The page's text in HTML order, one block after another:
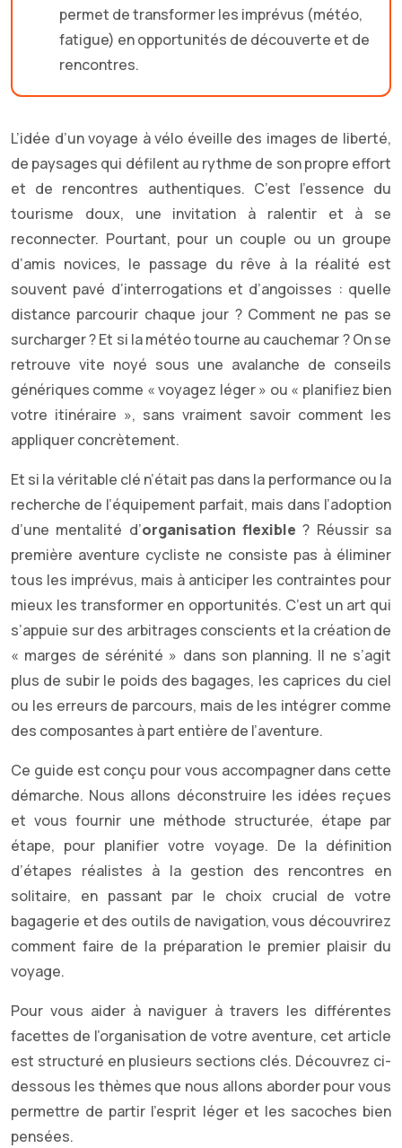
permet de transformer les imprévus (météo,
fatigue) en opportunités de découverte et de
rencontres.
L’idée d’un voyage à vélo éveille des images de liberté,
de paysages qui défilent au rythme de son propre effort
et de rencontres authentiques. C’est l’essence du
tourisme doux, une invitation à ralentir et à se
reconnecter. Pourtant, pour un couple ou un groupe
d’amis novices, le passage du rêve à la réalité est
souvent pavé d’interrogations et d’angoisses : quelle
distance parcourir chaque jour ? Comment ne pas se
surcharger ? Et si la météo tourne au cauchemar ? On se
retrouve vite noyé sous une avalanche de conseils
génériques comme « voyagez léger » ou « planifiez bien
votre itinéraire », sans vraiment savoir comment les
appliquer concrètement.
Et si la véritable clé n’était pas dans la performance ou la
recherche de l’équipement parfait, mais dans l’adoption
d’une mentalité d’organisation flexible ? Réussir sa
première aventure cycliste ne consiste pas à éliminer
tous les imprévus, mais à anticiper les contraintes pour
mieux les transformer en opportunités. C’est un art qui
s’appuie sur des arbitrages conscients et la création de
« marges de sérénité » dans son planning. Il ne s’agit
plus de subir le poids des bagages, les caprices du ciel
ou les erreurs de parcours, mais de les intégrer comme
des composantes à part entière de l’aventure.
Ce guide est conçu pour vous accompagner dans cette
démarche. Nous allons déconstruire les idées reçues
et vous fournir une méthode structurée, étape par
étape, pour planifier votre voyage. De la définition
d’étapes réalistes à la gestion des rencontres en
solitaire, en passant par le choix crucial de votre
bagagerie et des outils de navigation, vous découvrirez
comment faire de la préparation le premier plaisir du
voyage.
Pour vous aider à naviguer à travers les différentes
facettes de l’organisation de votre aventure, cet article
est structuré en plusieurs sections clés. Découvrez ci-
dessous les thèmes que nous allons aborder pour vous
permettre de partir l’esprit léger et les sacoches bien
pensées.